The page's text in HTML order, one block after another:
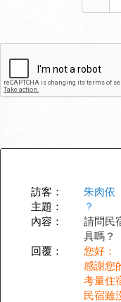
訪客：
朱肉依
主題：
？
內容：
請問民
具嗎？
回覆：
您好：
感謝您
考量住
民宿雖